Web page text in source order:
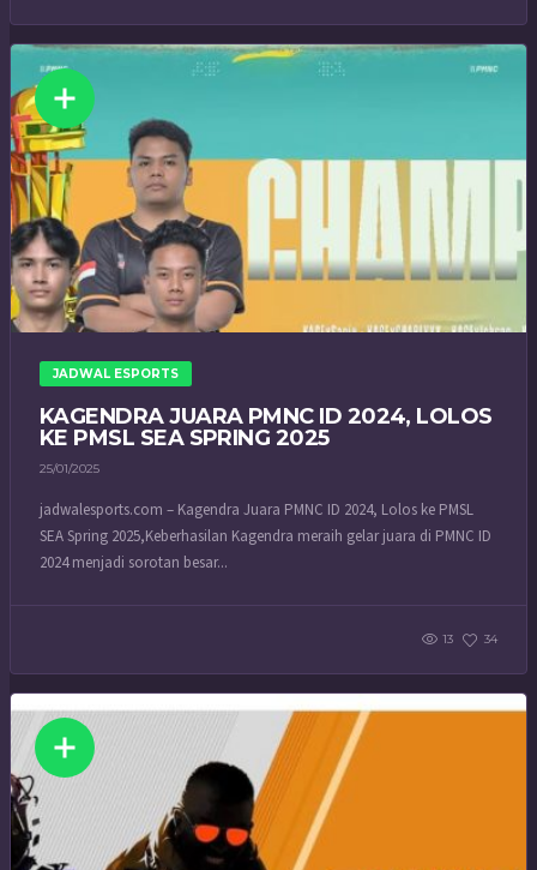
JADWAL ESPORTS
KAGENDRA JUARA PMNC ID 2024, LOLOS
KE PMSL SEA SPRING 2025
25/01/2025
jadwalesports.com – Kagendra Juara PMNC ID 2024, Lolos ke PMSL
SEA Spring 2025,Keberhasilan Kagendra meraih gelar juara di PMNC ID
2024 menjadi sorotan besar...
13 34